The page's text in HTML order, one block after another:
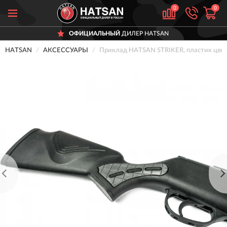
0 0
ОФИЦИАЛЬНЫЙ ДИЛЕР HATSAN
HATSAN АКСЕССУАРЫ Приклад HATSAN STRIKER, пластик